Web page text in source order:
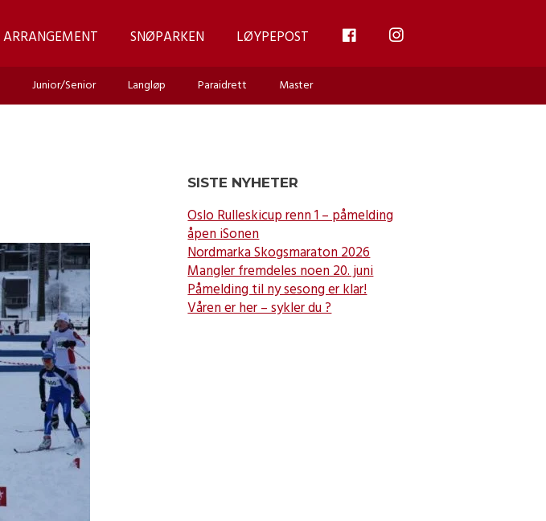
ARRANGEMENT SNØPARKEN LØYPEPOST INSTAGRAM
Junior/Senior Langløp Paraidrett Master
SISTE NYHETER
Oslo Rulleskicup renn 1 – påmelding
åpen iSonen
Nordmarka Skogsmaraton 2026
Mangler fremdeles noen 20. juni
Påmelding til ny sesong er klar!
Våren er her – sykler du ?